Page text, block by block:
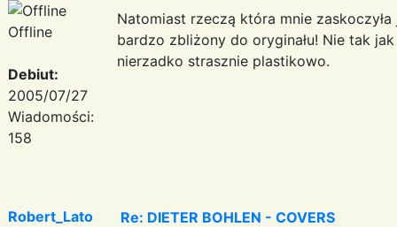
Offline
Debiut:
2005/07/27
Wiadomości:
158
Natomiast rzeczą która mnie
bardzo zbliżony do oryginału! Nie tak
nierzadko strasznie plastikowo.
Robert_Lato
Re: DIETER BOHLEN - COVERS